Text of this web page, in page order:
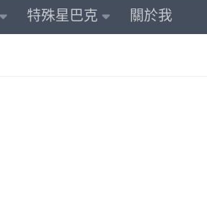
特殊星巴克 關於我